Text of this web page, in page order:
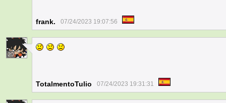
frank. 07/24/2023 19:07:56
20
TotalmentoTulio 07/24/2023 19:31:31